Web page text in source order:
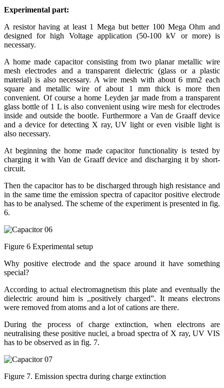
Experimental part:
A resistor having at least 1 Mega but better 100 Mega Ohm and
designed for high Voltage application (50-100 kV or more) is
necessary.
A home made capacitor consisting from two planar metallic wire
mesh electrodes and a transparent dielectric (glass or a plastic
material) is also necessary. A wire mesh with about 6 mm2 each
square and metallic wire of about 1 mm thick is more then
convenient. Of course a home Leyden jar made from a transparent
glass bottle of 1 L is also convenient using wire mesh for electrodes
inside and outside the bootle. Furthermore a Van de Graaff device
and a device for detecting X ray, UV light or even visible light is
also necessary.
At beginning the home made capacitor functionality is tested by
charging it with Van de Graaff device and discharging it by short-
circuit.
Then the capacitor has to be discharged through high resistance and
in the same time the emission spectra of capacitor positive electrode
has to be analysed. The scheme of the experiment is presented in fig.
6.
Figure 6 Experimental setup
Why positive electrode and the space around it have something
special?
According to actual electromagnetism this plate and eventually the
dielectric around him is ,,positively charged”. It means electrons
were removed from atoms and a lot of cations are there.
During the process of charge extinction, when electrons are
neutralising these positive nuclei, a broad spectra of X ray, UV VIS
has to be observed as in fig. 7.
Figure 7. Emission spectra during charge extinction